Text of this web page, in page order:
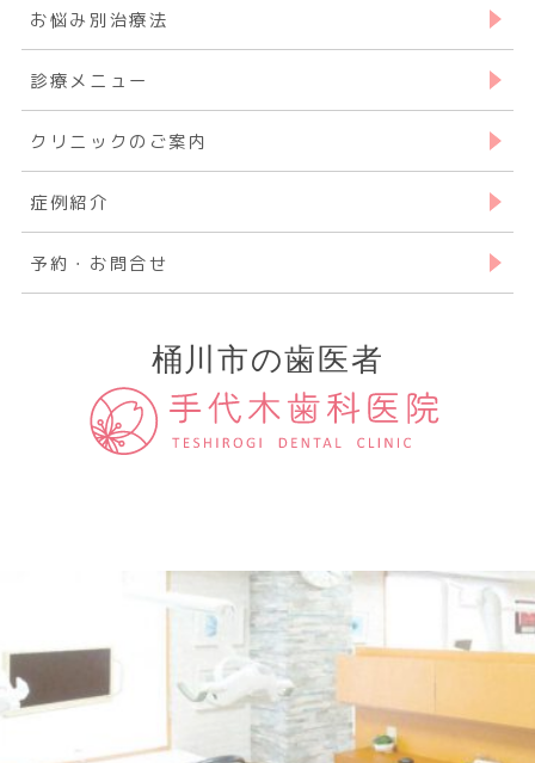
お悩み別治療法
診療メニュー
クリニックのご案内
症例紹介
予約・お問合せ
桶川市の歯医者